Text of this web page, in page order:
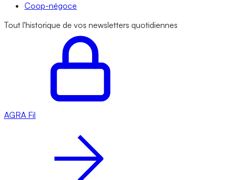
Coop-négoce
Tout l'historique de vos newsletters quotidiennes
AGRA Fil